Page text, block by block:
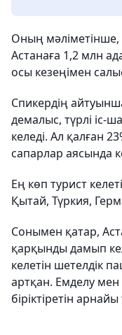
Оның
Астанаға 1,2 млн
осы кезеңімен
Спикердің
демалыс, түрлі іс-
келеді. Ал қалған
сапарлар аясында
Ең көп турист
Қытай, Түркия,
Сонымен қатар,
қарқынды дамып
келетін шетелдік
артқан. Емделу
біріктіретін